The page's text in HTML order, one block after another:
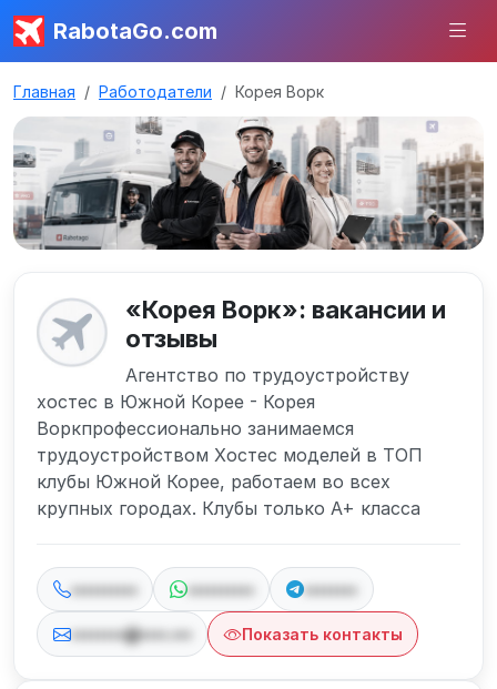
RabotaGo.com
Главная Работодатели Корея Ворк
«Корея Ворк»: вакансии и
отзывы
Агентство по трудоустройству
хостес в Южной Корее - Корея
Воркпрофессионально занимаемся
трудоустройством Хостес моделей в ТОП
клубы Южной Корее, работаем во всех
крупных городах. Клубы только А+ класса
•••••••••• •••••••••• ••••••••
••••••••@••••.••• Показать контакты